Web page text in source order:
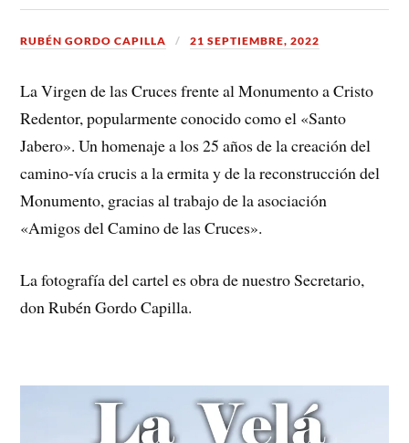
RUBÉN GORDO CAPILLA 21 SEPTIEMBRE, 2022
La Virgen de las Cruces frente al Monumento a Cristo
Redentor, popularmente conocido como el «Santo
Jabero». Un homenaje a los 25 años de la creación del
camino-vía crucis a la ermita y de la reconstrucción del
Monumento, gracias al trabajo de la asociación
«Amigos del Camino de las Cruces».
La fotografía del cartel es obra de nuestro Secretario,
don Rubén Gordo Capilla.